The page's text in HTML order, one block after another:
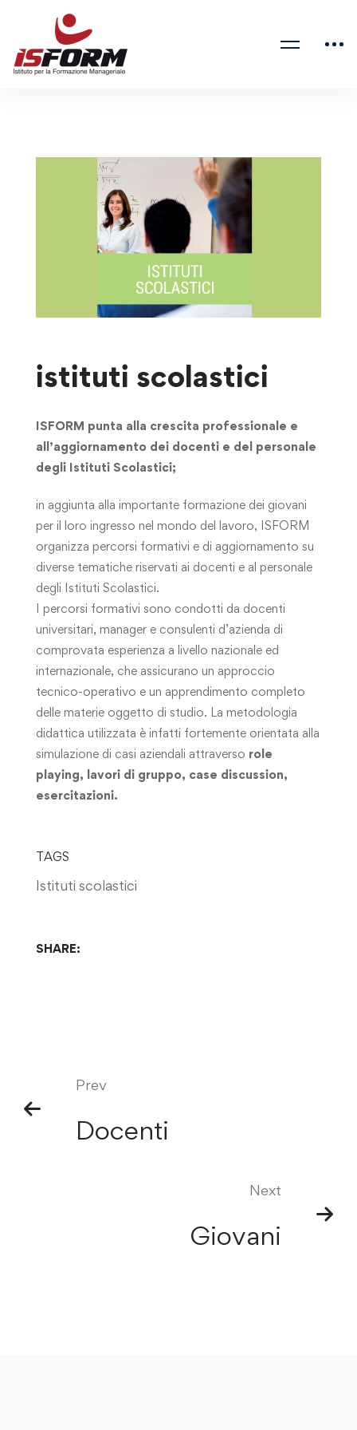
istituti scolastici
ISFORM punta alla crescita professionale e
all’aggiornamento dei docenti e del personale
degli Istituti Scolastici;
in aggiunta alla importante formazione dei giovani
per il loro ingresso nel mondo del lavoro, ISFORM
organizza percorsi formativi e di aggiornamento su
diverse tematiche riservati ai docenti e al personale
degli Istituti Scolastici.
I percorsi formativi sono condotti da docenti
universitari, manager e consulenti d’azienda di
comprovata esperienza a livello nazionale ed
internazionale, che assicurano un approccio
tecnico-operativo e un apprendimento completo
delle materie oggetto di studio. La metodologia
didattica utilizzata è infatti fortemente orientata alla
simulazione di casi aziendali attraverso role
playing, lavori di gruppo, case discussion,
esercitazioni.
TAGS
Istituti scolastici
SHARE:
Prev
Docenti
Next
Giovani